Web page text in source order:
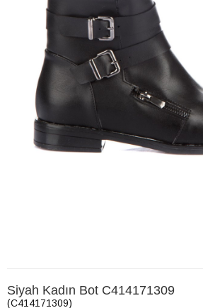
Siyah Kadın Bot C414171309
(C414171309)